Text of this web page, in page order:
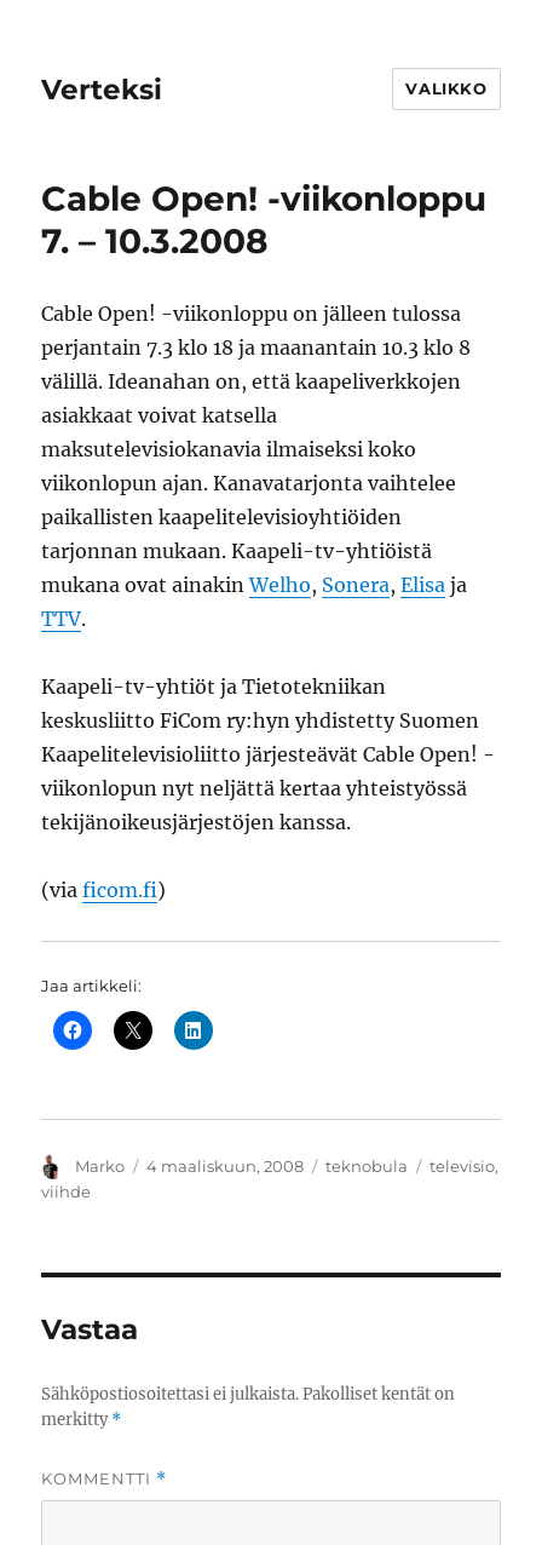
Verteksi VALIKKO
Cable Open! -viikonloppu
7. – 10.3.2008
Cable Open! -viikonloppu on jälleen tulossa
perjantain 7.3 klo 18 ja maanantain 10.3 klo 8
välillä. Ideanahan on, että kaapeliverkkojen
asiakkaat voivat katsella
maksutelevisiokanavia ilmaiseksi koko
viikonlopun ajan. Kanavatarjonta vaihtelee
paikallisten kaapelitelevisioyhtiöiden
tarjonnan mukaan. Kaapeli-tv-yhtiöistä
mukana ovat ainakinWelho, Sonera,Elisa ja
TTV.
Kaapeli-tv-yhtiöt ja Tietotekniikan
keskusliitto FiCom ry:hyn yhdistetty Suomen
Kaapelitelevisioliitto järjesteävät Cable Open! -
viikonlopun nyt neljättä kertaa yhteistyössä
tekijänoikeusjärjestöjen kanssa.
(viaficom.fi)
Jaa artikkeli:
Kirjoittaja
Marko Julkaistu
4 maaliskuun, 2008 Kategoriat
teknobula Avainsanat
televisio,
viihde
Vastaa
Sähköpostiosoitettasi ei julkaista. Pakolliset kentät on
merkitty*
KOMMENTTI *